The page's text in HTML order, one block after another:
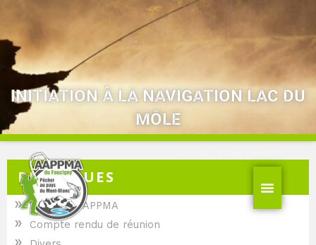
contenu
INITIATION À LA NAVIGATION LAC DU
MÔLE
RUBRIQUES
» Activités AAPPMA
» Compte rendu de réunion